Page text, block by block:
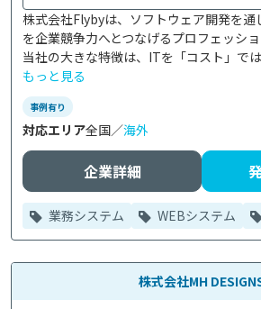
株式会社Flybyは、ソフトウェア開発を
を企業競争力へとつなげるプロフェッショ
当社の大きな特徴は、ITを「コスト」で
もっと見る
事例有り
対応エリア全国／海外
企業詳細
業務システム WEBシステム
株式会社MH